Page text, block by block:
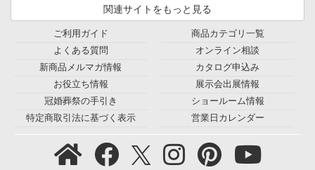
関連サイトをもっと見る
ご利用ガイド
よくある質問
新商品メルマガ情報
お役立ち情報
冠婚葬祭の手引き
特定商取引法に基づく表示
商品カテゴリ一覧
オンライン相談
カタログ申込み
展示会出展情報
ショールーム情報
営業日カレンダー